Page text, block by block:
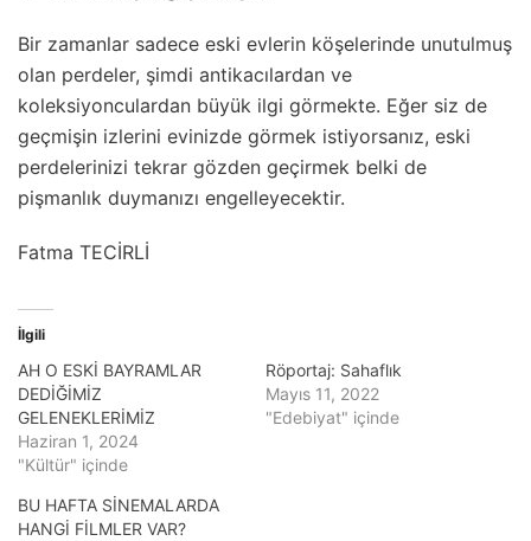
Bir zamanlar sadece eski evlerin köşelerinde unutulmuş
olan perdeler, şimdi antikacılardan ve
koleksiyonculardan büyük ilgi görmekte. Eğer siz de
geçmişin izlerini evinizde görmek istiyorsanız, eski
perdelerinizi tekrar gözden geçirmek belki de
pişmanlık duymanızı engelleyecektir.
Fatma TECİRLİ
İlgili
AH O ESKİ BAYRAMLAR
DEDİĞİMİZ
GELENEKLERİMİZ
Haziran 1, 2024
"Kültür" içinde
Röportaj: Sahaflık
Mayıs 11, 2022
"Edebiyat" içinde
BU HAFTA SİNEMALARDA
HANGİ FİLMLER VAR?